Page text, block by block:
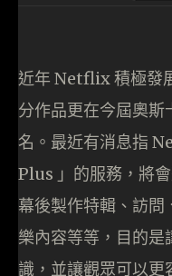
近年 Netflix 積極發
分作品更在今屆奧斯
名。最近有消息指
Plus 」的服務，將
幕後製作特輯、訪
樂內容等等，目的
識，並讓觀眾可以